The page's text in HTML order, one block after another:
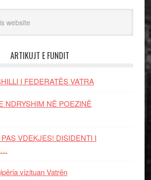
ARTIKUJT E FUNDIT
I FEDERATËS VATRA
NDRYSHIM NË POEZINË
VDEKJES! DISIDENTI I
vizituan Vatrën